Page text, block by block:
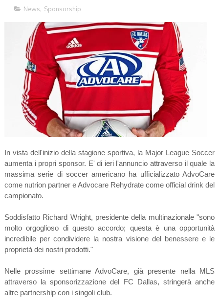
News, Sponsorship
In vista dell'inizio della stagione sportiva, la Major League Soccer
aumenta i propri sponsor. E' di ieri l'annuncio attraverso il quale la
massima serie di soccer americano ha ufficializzato AdvoCare
come nutrion partner e Advocare Rehydrate come official drink del
campionato.
Soddisfatto Richard Wright, presidente della multinazionale "sono
molto orgoglioso di questo accordo; questa è una opportunità
incredibile per condividere la nostra visione del benessere e le
proprietà dei nostri prodotti."
Nelle prossime settimane AdvoCare, già presente nella MLS
attraverso la sponsorizzazione del FC Dallas, stringerà anche
altre partnership con i singoli club.